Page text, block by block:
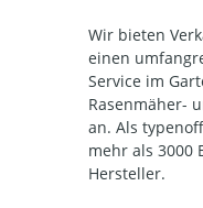
Wir bieten
einen
Service im
Rasenmäher-
an. Als
mehr als 3000
Hersteller.